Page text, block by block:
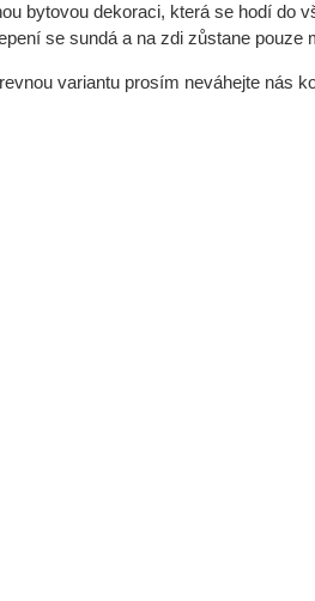
bytovou dekoraci, která se hodí do
se sundá a na zdi zůstane pouze
variantu prosím neváhejte nás